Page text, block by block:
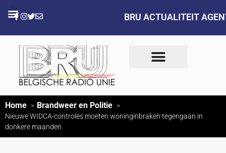
BRU ACTUALITEIT
Home Brandweer en Politie
Nieuwe WIDCA-controles moeten woninginbraken tegengaan in
donkere maanden